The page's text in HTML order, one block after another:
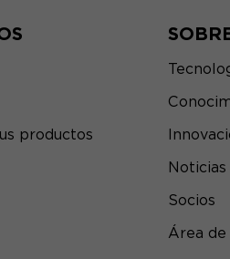
productos
Noticias
Socios
Área de